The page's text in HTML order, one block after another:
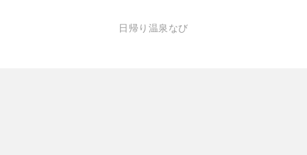
日帰り温泉なび